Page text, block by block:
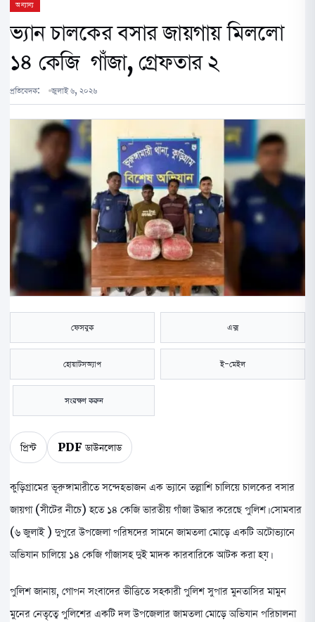
অন্যান্য
ভ‍্যান চালকের বসার জায়গায় মিললো
১৪ কেজি গাঁজা, গ্রেফতার ২
প্রতিবেদক: জুলাই ৬, ২০২৬
ফেসবুক এক্স
হোয়াটসঅ্যাপ ই-মেইল
সংরক্ষণ করুন
প্রিন্ট PDF ডাউনলোড
কুড়িগ্রামের ভূরুঙ্গামারীতে সন্দেহভাজন এক ভ‍্যানে তল্লাশি চালিয়ে চালকের বসার
জায়গা (সীটের নীচে) হতে ১৪ কেজি ভারতীয় গাঁজা উদ্ধার করেছে পুলিশ। সোমবার
(৬ জুলাই ) দুপুরে উপজেলা পরিষদের সামনে জামতলা মোড়ে একটি অটোভ্যানে
অভিযান চালিয়ে ১৪ কেজি গাঁজাসহ দুই মাদক কারবারিকে আটক করা হয়।
পুলিশ জানায়, গোপন সংবাদের ভীত্তিতে সহকারী পুলিশ সুপার মুনতাসির মামুন
মুনের নেতৃত্বে পুলিশের একটি দল উপজেলার জামতলা মোড়ে অভিযান পরিচালনা